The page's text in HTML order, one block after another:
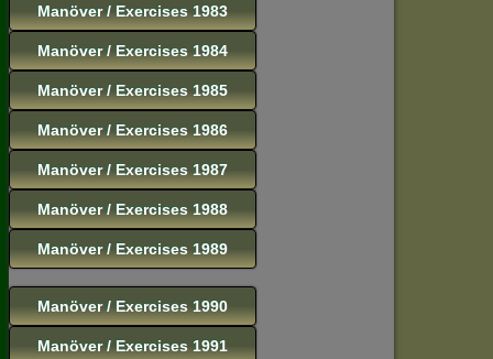
Manöver / Exercises 1983
Manöver / Exercises 1984
Manöver / Exercises 1985
Manöver / Exercises 1986
Manöver / Exercises 1987
Manöver / Exercises 1988
Manöver / Exercises 1989
Manöver / Exercises 1990
Manöver / Exercises 1991